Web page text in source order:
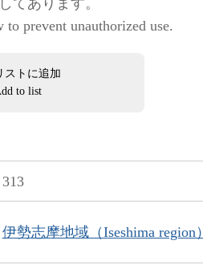
てあります。
prevent unauthorized use.
ストに追加
to list
313
伊勢志摩地域（Iseshima region）